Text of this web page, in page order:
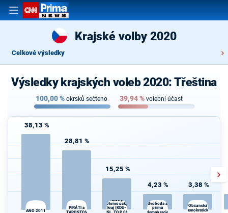
Krajské volby 2020
Celkové výsledky
Výsledky krajských voleb 2020: Třeština
100,00% okrsků sečteno 39,94% volební účast
38,13 %
ANO 2011
28,81 %
PIRÁTI a
15,25 %
Koalice pro
Olomoucký
kraj (KDU-
4,23 %
Svoboda a
přímá
3,38 %
Občanská
demokratická